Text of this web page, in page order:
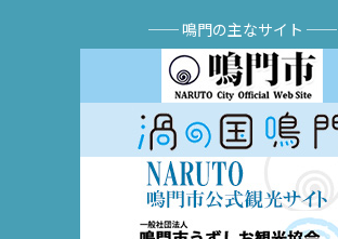
── 鳴門の主なサイト ──